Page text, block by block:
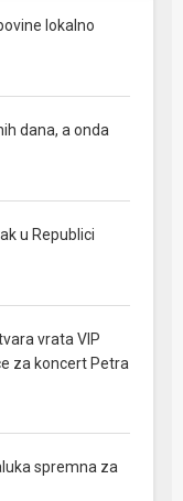
lokalno
dana, a onda
u Republici
vrata VIP
za koncert Petra
spremna za